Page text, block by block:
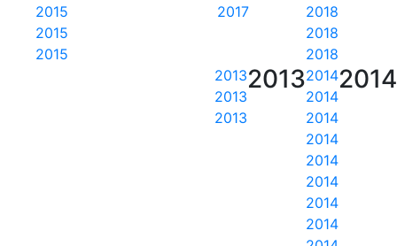
2018
2018
2018
2017
2015
2015
2015
2014
2014
2014
2014
2014
2014
2014
2014
2014
2013
2013
2013
2013